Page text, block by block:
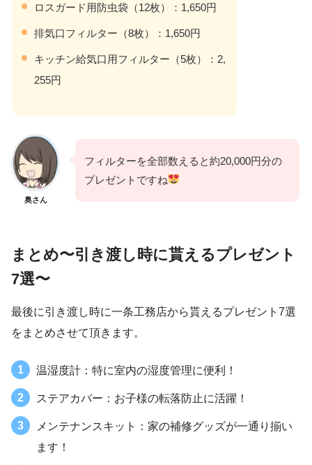
ロスガード用防虫袋（12枚）：1,650円
排気口フィルター（8枚）：1,650円
キッチン給気口用フィルター（5枚）：2,
255円
奥さん
フィルターを全部数えると約20,000円分の
プレゼントですね
まとめ〜引き渡し時に貰えるプレゼント
7選〜
最後に引き渡し時に一条工務店から貰えるプレゼント7選
をまとめさせて頂きます。
温湿度計：特に室内の湿度管理に便利！
ステアカバー：お子様の転落防止に活躍！
メンテナンスキット：家の補修グッズが一通り揃い
ます！